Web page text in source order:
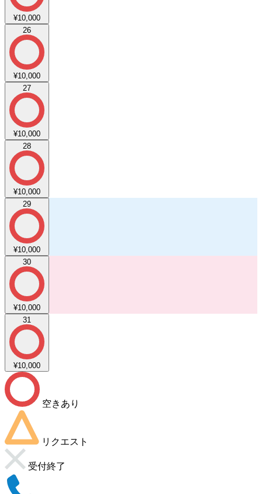
¥10,000
26
¥10,000
27
¥10,000
28
¥10,000
29
¥10,000
30
¥10,000
31
¥10,000
空きあり
リクエスト
受付終了